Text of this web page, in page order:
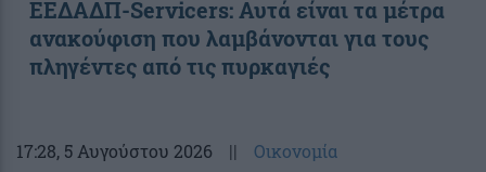
ΕΕΔΑΔΠ-Servicers: Αυτά είναι τα μέτρα
ανακούφιση που λαμβάνονται για τους
πληγέντες από τις πυρκαγιές
17:28, 5 Αυγούστου 2026 || Οικονομία